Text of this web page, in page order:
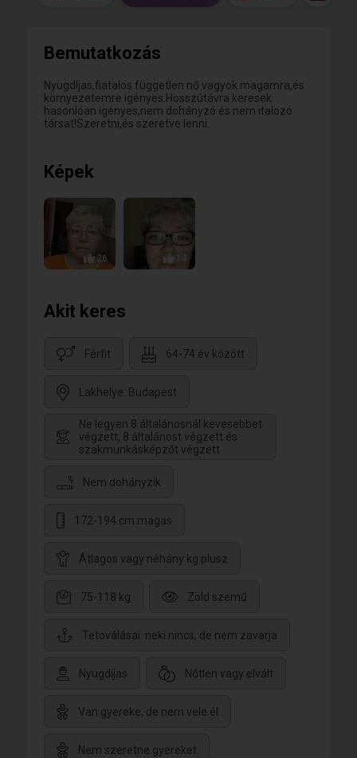
Bemutatkozás
Nyugdíjas,fiatalos független nő vagyok magamra,és
környezetemre igényes.Hosszútávra keresek
hasonlóan igényes,nem dohányzó és nem italozó
társat!Szeretni,és szeretve lenni.
Képek
26 14
Akit keres
Férfit 64-74 év között
Lakhelye: Budapest
Ne legyen 8 általánosnál kevesebbet
végzett, 8 általánost végzett és
szakmunkásképzőt végzett
Nem dohányzik
172-194 cm magas
Átlagos vagy néhány kg plusz
75-118 kg Zöld szemű
Tetoválásai: neki nincs, de nem zavarja
Nyugdíjas Nőtlen vagy elvált
Van gyereke, de nem vele él
Nem szeretne gyereket